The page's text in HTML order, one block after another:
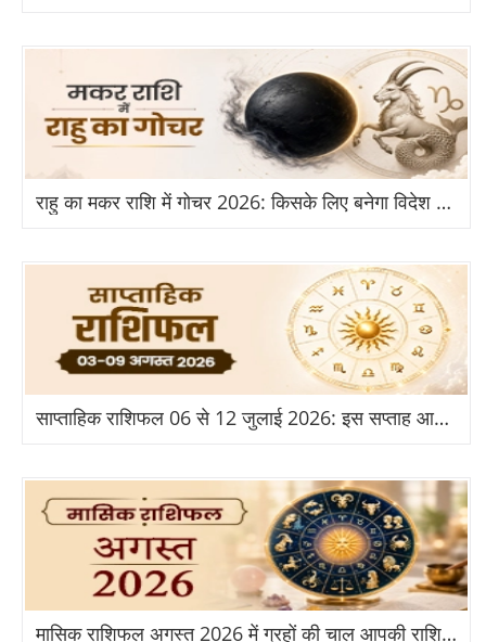
राहु का मकर राशि में गोचर 2026: किसके लिए बनेगा विदेश और तरक्की का योग?
साप्ताहिक राशिफल 06 से 12 जुलाई 2026: इस सप्ताह आपकी राशि के लिए क्या है खास?
मासिक राशिफल अगस्त 2026 में ग्रहों की चाल आपकी राशि पर क्या असर डालेगी?